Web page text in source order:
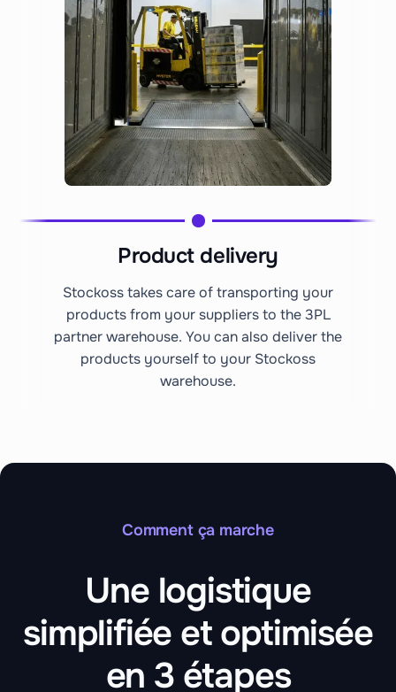
Product delivery
Stockoss takes care of transporting your
products from your suppliers to the 3PL
partner warehouse. You can also deliver the
products yourself to your Stockoss
warehouse.
Comment ça marche
Une logistique
simplifiée et optimisée
en 3 étapes